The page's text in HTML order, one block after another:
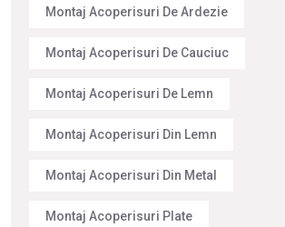
Montaj Acoperisuri De Ardezie
Montaj Acoperisuri De Cauciuc
Montaj Acoperisuri De Lemn
Montaj Acoperisuri Din Lemn
Montaj Acoperisuri Din Metal
Montaj Acoperisuri Plate